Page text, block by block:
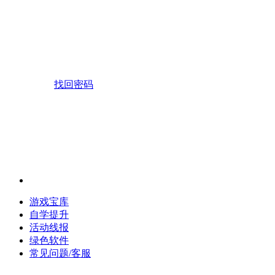
找回密码
游戏宝库
自学提升
活动线报
绿色软件
常见问题/客服